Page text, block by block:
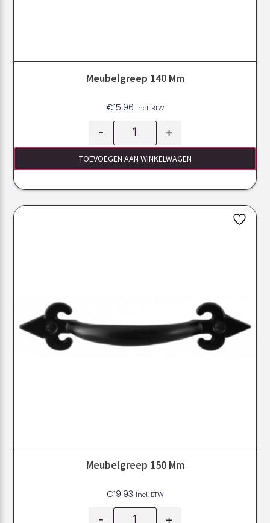
Meubelgreep 140 Mm
€15.96 Incl. BTW
- +
TOEVOEGEN AAN WINKELWAGEN
Meubelgreep 150 Mm
€19.93 Incl. BTW
- +